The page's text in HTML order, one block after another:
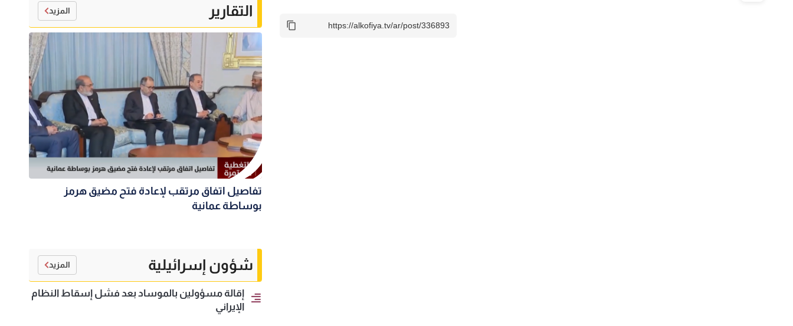
التقارير المزيد
تفاصيل اتفاق مرتقب لإعادة فتح مضيق هرمز
بوساطة عمانية
شؤون إسرائيلية المزيد
إقالة مسؤولين بالموساد بعد فشل إسقاط النظام
الإيراني